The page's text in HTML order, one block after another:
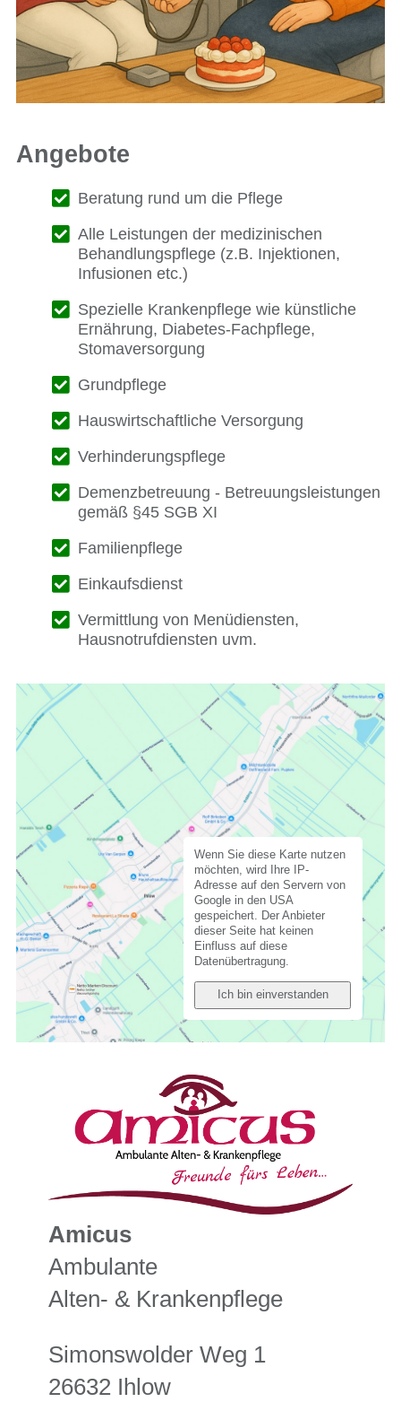
Angebote
Beratung rund um die Pflege
Alle Leistungen der medizinischen
Behandlungspflege (z.B. Injektionen,
Infusionen etc.)
Spezielle Krankenpflege wie künstliche
Ernährung, Diabetes-Fachpflege,
Stomaversorgung
Grundpflege
Hauswirtschaftliche Versorgung
Verhinderungspflege
Demenzbetreuung - Betreuungsleistungen
gemäß §45 SGB XI
Familienpflege
Einkaufsdienst
Vermittlung von Menüdiensten,
Hausnotrufdiensten uvm.
Amicus
Ambulante
Alten- & Krankenpflege
Simonswolder Weg 1
26632 Ihlow
Wenn Sie diese Karte nutzen
möchten, wird Ihre IP-
Adresse auf den Servern von
Google in den USA
gespeichert. Der Anbieter
dieser Seite hat keinen
Einfluss auf diese
Datenübertragung.
Ich bin einverstanden